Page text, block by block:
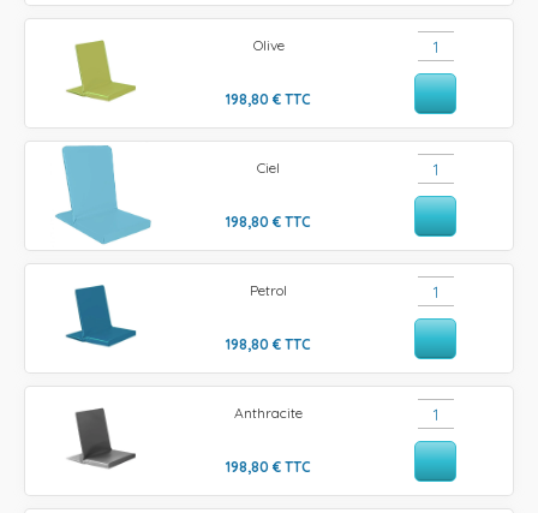
Olive
198,80€ TTC
Ciel
198,80€ TTC
Petrol
198,80€ TTC
Anthracite
198,80€ TTC